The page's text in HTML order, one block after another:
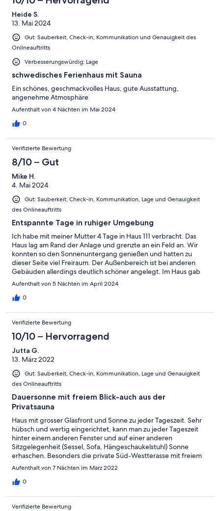
Heide S.
13. Mai 2024
Gut: Sauberkeit, Check-in, Kommunikation und Genauigkeit des
Onlineauftritts
Verbesserungswürdig: Lage
schwedisches Ferienhaus mit Sauna
Ein schönes, geschmackvolles Haus, gute Ausstattung,
angenehme Atmosphäre
Aufenthalt von 4 Nächten im Mai 2024
0
Verifizierte Bewertung
8/10 – Gut
Mike H.
4. Mai 2024
Gut: Sauberkeit, Check-in, Kommunikation, Lage und Genauigkeit
des Onlineauftritts
Entspannte Tage in ruhiger Umgebung
Ich habe mit meiner Mutter 4 Tage in Haus 111 verbracht. Das
Haus lag am Rand der Anlage und grenzte an ein Feld an. Wir
konnten so den Sonnenuntergang genießen und hatten zu
dieser Seite viel Freiraum. Der Außenbereich ist bei anderen
Gebäuden allerdings deutlich schöner angelegt. Im Haus gab
es bis auf Kleinigkeiten nichts auszusetzen. Das Bad war sauber,
gut ausgestattet und bot ausreichend Platz. Die Küche war
ebenfalls mit allem ausgestattet, was es braucht. Lediglich bei
Wohnzimmerbereich könnte etwas mehr Gemütlichkeit
vertragen. Da helfen vielleicht schon ein paar schöne Bilder an
den Wänden. Das Obergeschoss haben wir nicht genutzt.
Aufenthalt von 5 Nächten im April 2024
0
Verifizierte Bewertung
10/10 – Hervorragend
Jutta G.
13. März 2022
Gut: Sauberkeit, Check-in, Kommunikation, Lage und Genauigkeit
des Onlineauftritts
Dauersonne mit freiem Blick-auch aus der
Privatsauna
Haus mit grosser Glasfront und Sonne zu jeder Tageszeit. Sehr
hübsch und wertig eingerichtet, kann man zu jeder Tageszeit
hinter einem anderen Fenster und auf einer anderen
Sitzgelegenheit (Sessel, Sofa, Hängeschaukelstuhl) Sonne
erhaschen. Besonders die private Süd-Westterasse mit freiem
Blick aufs Feld ist ganz toll (und in dem Feriendorf einzigartig).
Luxus noch ab. Ganz wunderbares Ferienquartier.
Aufenthalt von 7 Nächten im März 2022
0
Verifizierte Bewertung